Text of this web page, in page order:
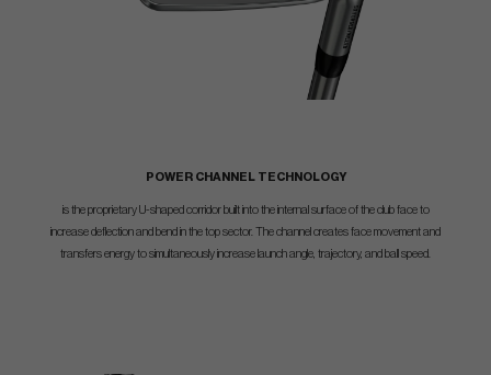
POWER CHANNEL TECHNOLOGY
is the proprietary U-shaped corridor built into the internal surface of the club face to
increase deflection and bend in the top sector. The channel creates face movement and
transfers energy to simultaneously increase launch angle, trajectory, and ball speed.